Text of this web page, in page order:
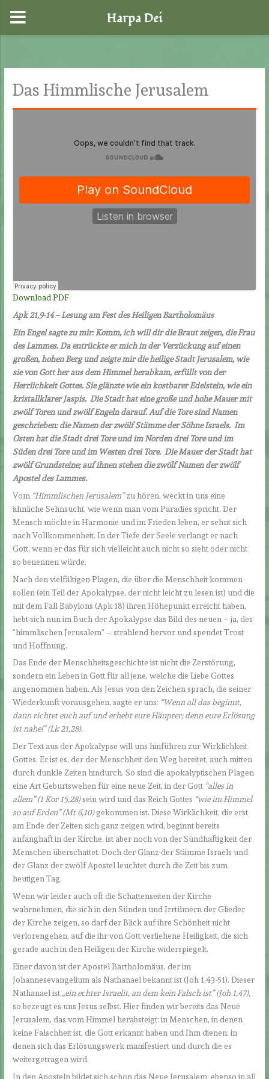
springen
Das Himmlische Jerusalem
Download PDF
Apk 21,9-14 – Lesung am Fest des Heiligen Bartholomäus
Ein Engel sagte zu mir: Komm, ich will dir die Braut zeigen, die Frau
des Lammes. Da entrückte er mich in der Verzückung auf einen
großen, hohen Berg und zeigte mir die heilige Stadt Jerusalem, wie
sie von Gott her aus dem Himmel herabkam, erfüllt von der
Herrlichkeit Gottes. Sie glänzte wie ein kostbarer Edelstein, wie ein
kristallklarer Jaspis. Die Stadt hat eine große und hohe Mauer mit
zwölf Toren und zwölf Engeln darauf. Auf die Tore sind Namen
geschrieben: die Namen der zwölf Stämme der Söhne Israels. Im
Osten hat die Stadt drei Tore und im Norden drei Tore und im
Süden drei Tore und im Westen drei Tore. Die Mauer der Stadt hat
zwölf Grundsteine; auf ihnen stehen die zwölf Namen der zwölf
Apostel des Lammes.
Vom “Himmlischen Jerusalem”zu hören, weckt in uns eine
ähnliche Sehnsucht, wie wenn man vom Paradies spricht. Der
Mensch möchte in Harmonie und im Frieden leben, er sehnt sich
nach Vollkommenheit. In der Tiefe der Seele verlangt er nach
Gott, wenn er das für sich vielleicht auch nicht so sieht oder nicht
so benennen würde.
Nach den vielfältigen Plagen, die über die Menschheit kommen
sollen (ein Teil der Apokalypse, der nicht leicht zu lesen ist) und die
mit dem Fall Babylons (Apk 18) ihren Höhepunkt erreicht haben,
hebt sich nun im Buch der Apokalypse das Bild des neuen – ja, des
“himmlischen Jerusalem” – strahlend hervor und spendet Trost
und Hoffnung.
Das Ende der Menschheitsgeschichte ist nicht die Zerstörung,
sondern ein Leben in Gott für all jene, welche die Liebe Gottes
angenommen haben. Als Jesus von den Zeichen sprach, die seiner
Wiederkunft vorausgehen, sagte er uns: “Wenn all das beginnt,
dann richtet euch auf und erhebt eure Häupter; denn eure Erlösung
ist nahe!” (Lk 21,28).
Der Text aus der Apokalypse will uns hinführen zur Wirklichkeit
Gottes. Er ist es, der der Menschheit den Weg bereitet, auch mitten
durch dunkle Zeiten hindurch. So sind die apokalyptischen Plagen
eine Art Geburtswehen für eine neue Zeit, in der Gott “alles in
allem” (1 Kor 15,28)sein wird und das Reich Gottes “wie im Himmel
so auf Erden” (Mt 6,10)gekommen ist. Diese Wirklichkeit, die erst
am Ende der Zeiten sich ganz zeigen wird, beginnt bereits
anfanghaft in der Kirche, ist aber noch von der Sündhaftigkeit der
Menschen überschattet. Doch der Glanz der Stämme Israels und
der Glanz der zwölf Apostel leuchtet durch die Zeit bis zum
heutigen Tag.
Wenn wir leider auch oft die Schattenseiten der Kirche
wahrnehmen, die sich in den Sünden und Irrtümern der Glieder
der Kirche zeigen, so darf der Blick auf ihre Schönheit nicht
verlorengehen, auf die ihr von Gott verliehene Heiligkeit, die sich
gerade auch in den Heiligen der Kirche widerspiegelt.
Einer davon ist der Apostel Bartholomäus, der im
Johannesevangelium als Nathanael bekannt ist (Joh 1,43-51). Dieser
Nathanael ist „ein echter Israelit, an dem kein Falsch ist” (Joh 1,47),
so bezeugt es uns Jesus selbst. Hier finden wir bereits das Neue
Jerusalem, das vom Himmel herabsteigt: in Menschen, in denen
keine Falschheit ist, die Gott erkannt haben und Ihm dienen; in
denen sich das Erlösungswerk manifestiert und durch die es
weitergetragen wird.
In den Aposteln bildet sich schon das Neue Jerusalem; ebenso in all
Harpa Dei